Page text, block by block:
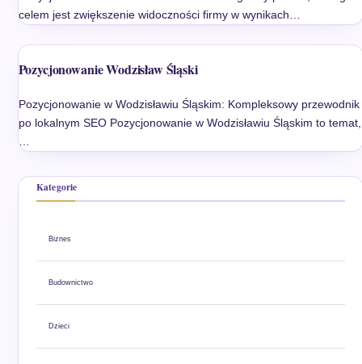
celem jest zwiększenie widoczności firmy w wynikach…
Pozycjonowanie Wodzisław Śląski
Pozycjonowanie w Wodzisławiu Śląskim: Kompleksowy przewodnik
po lokalnym SEO Pozycjonowanie w Wodzisławiu Śląskim to temat,
…
Kategorie
Biznes
Budownictwo
Dzieci